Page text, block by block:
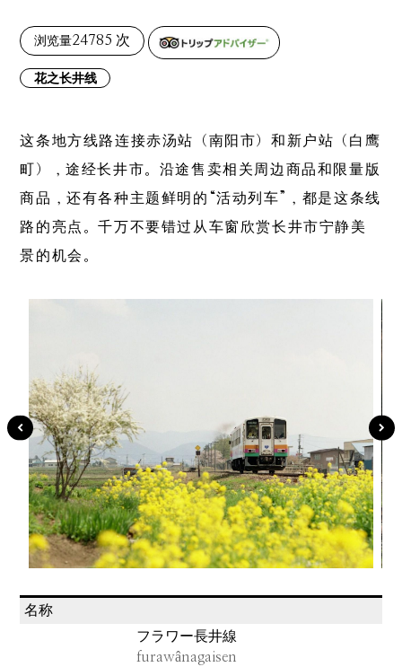
浏览量24785 次
花之长井线
这条地方线路连接赤汤站（南阳市）和新户站（白鹰
町），途经长井市。沿途售卖相关周边商品和限量版
商品，还有各种主题鲜明的“活动列车”，都是这条线
路的亮点。千万不要错过从车窗欣赏长井市宁静美
景的机会。
名称
フラワー長井線
furawânagaisen